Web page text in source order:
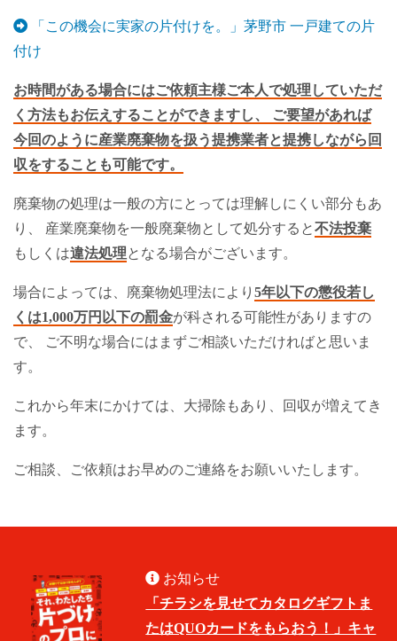
「この機会に実家の片付けを。」茅野市 一戸建ての片
付け
お時間がある場合にはご依頼主様ご本人で処理していただ
く方法もお伝えすることができますし、 ご要望があれば
今回のように産業廃棄物を扱う提携業者と提携しながら回
収をすることも可能です。
廃棄物の処理は一般の方にとっては理解しにくい部分もあ
り、 産業廃棄物を一般廃棄物として処分すると不法投棄
もしくは違法処理となる場合がございます。
場合によっては、廃棄物処理法により 5年以下の懲役若し
くは1,000万円以下の罰金が科される可能性がありますの
で、 ご不明な場合にはまずご相談いただければと思いま
す。
これから年末にかけては、大掃除もあり、回収が増えてき
ます。
ご相談、ご依頼はお早めのご連絡をお願いいたします。
お知らせ
「チラシを見せてカタログギフトま
たはQUOカードをもらおう！」キャ